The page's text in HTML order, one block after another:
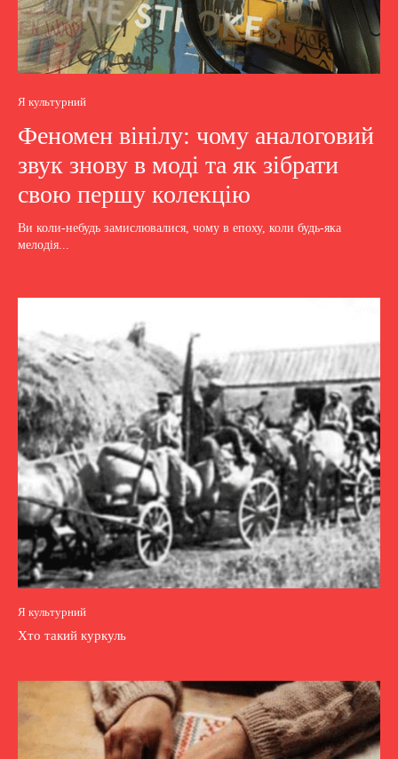
Я культурний
Феномен вінілу: чому аналоговий
звук знову в моді та як зібрати
свою першу колекцію
Ви коли-небудь замислювалися, чому в епоху, коли будь-яка
мелодія...
Я культурний
Хто такий куркуль